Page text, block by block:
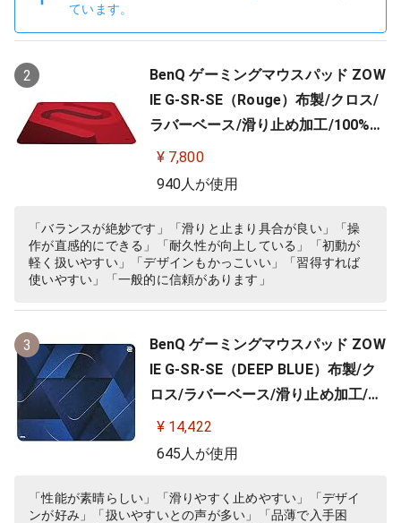
ています。
2
BenQ ゲーミングマウスパッド ZOW
IE G-SR-SE（Rouge）布製/クロス/
ラバーベース/滑り止め加工/100%フ
ルフラット/3.5mm
¥ 7,800
940人が使用
「バランスが絶妙です」「滑りと止まり具合が良い」「操
作が直感的にできる」「耐久性が向上している」「初動が
軽く扱いやすい」「デザインもかっこいい」「習得すれば
使いやすい」「一般的に信頼があります」
3
BenQ ゲーミングマウスパッド ZOW
IE G-SR-SE（DEEP BLUE）布製/ク
ロス/ラバーベース/滑り止め加工/10
0%フルフラット/3.5ｍｍ
¥ 14,422
645人が使用
「性能が素晴らしい」「滑りやすく止めやすい」「デザイ
ンが好み」「扱いやすいとの声が多い」「品薄で入手困